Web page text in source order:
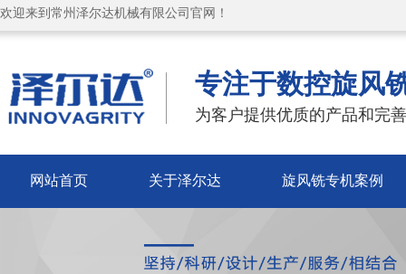
欢迎来到常州泽尔达机械有限公司官网！
专注于数控旋风
为客户提供优质的产品和完
网站首页 关于泽尔达 旋风铣专机案例